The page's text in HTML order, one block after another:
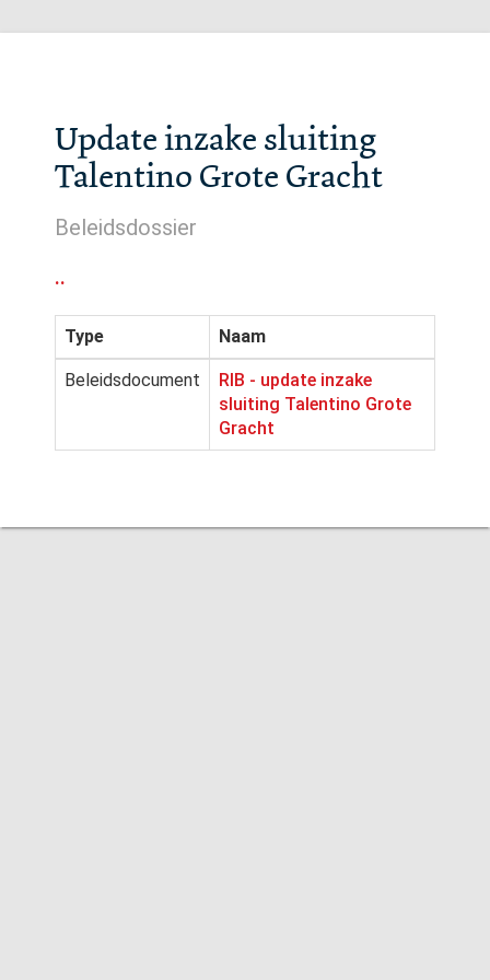
Update inzake sluiting
Talentino Grote Gracht
Beleidsdossier
..
Type Naam
Beleidsdocument
RIB - update inzake
sluiting Talentino Grote
Gracht